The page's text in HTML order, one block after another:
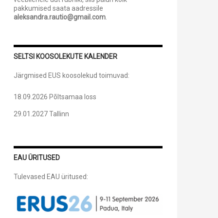
pakkumised saata aadressile
aleksandra.rautio@gmail.com
SELTSI KOOSOLEKUTE KALENDER
Järgmised EUS koosolekud toimuvad:
18.09.2026 Põltsamaa loss
29.01.2027 Tallinn
EAU ÜRITUSED
Tulevased EAU üritused: